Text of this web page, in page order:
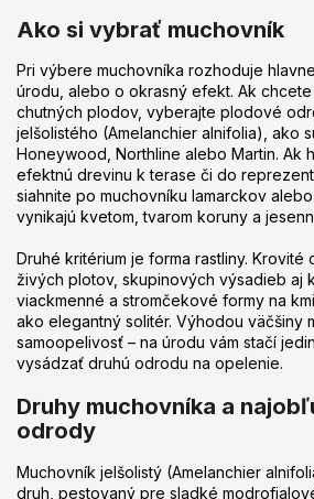
a
i
e
p
r
v
k
y
v
p
i
s
u
o
a
n
i
e
Ako si vybrať muchovník
Pri výbere muchovníka rozhoduje
úrodu, alebo o okrasný efekt. Ak
chutných plodov, vyberajte plodové
jelšolistého (Amelanchier alnifolia), ako
Honeywood, Northline alebo Martin. Ak
efektnú drevinu k terase či do
siahnite po muchovníku lamarckov
vynikajú kvetom, tvarom koruny a
Druhé kritérium je forma rastliny.
živých plotov, skupinových výsadieb aj
viackmenné a stromčekové formy na
ako elegantný solitér. Výhodou väčšiny
samoopelivosť – na úrodu vám stačí
vysádzať druhú odrodu na opelenie.
Druhy muchovníka a
odrody
Muchovník jelšolistý (Amelanchier
druh, pestovaný pre sladké